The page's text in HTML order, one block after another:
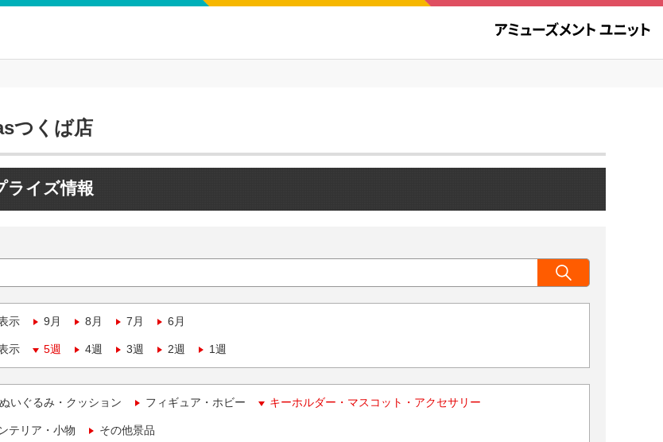
つくば店
ライズ情報
示 9月 8月 7月 6月
示 5週 4週 3週 2週 1週
ぬいぐるみ・クッション フィギュア・ホビー キーホルダー・マスコット・アクセサリー
テリア・小物 その他景品